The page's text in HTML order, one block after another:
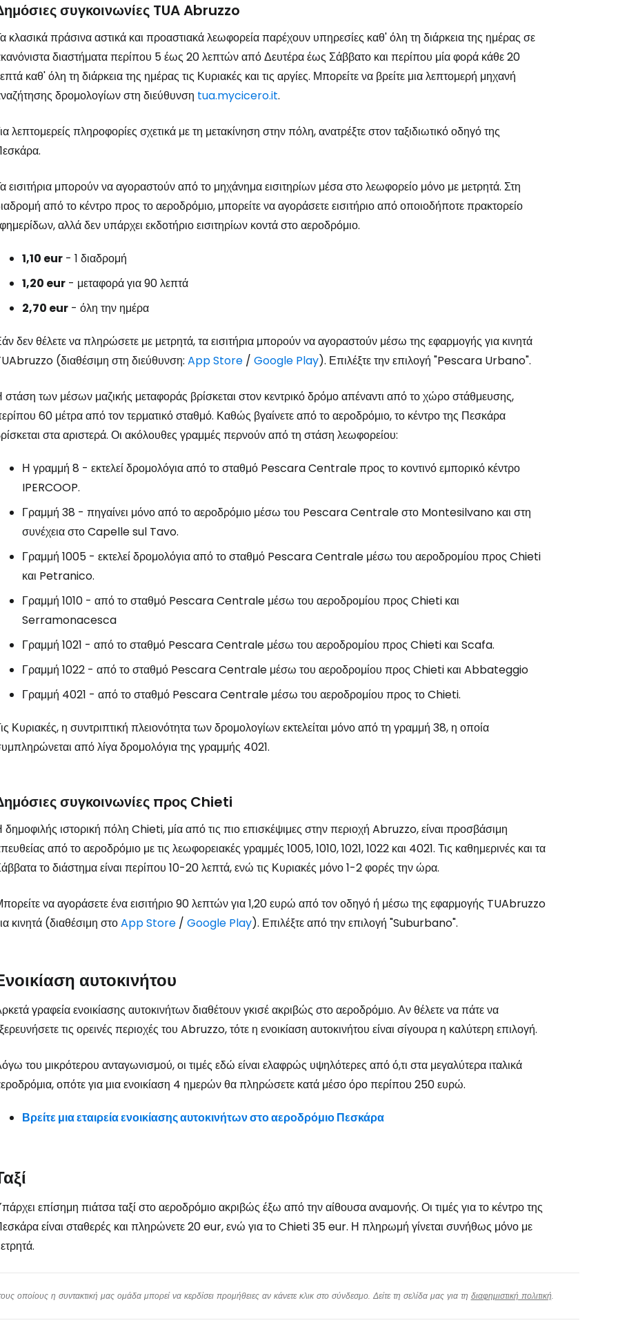
συγκοινωνίες TUA Abruzzo
κλασικά πράσινα αστικά και προαστιακά λεωφορεία παρέχουν υπηρεσίες καθ' όλη τη διάρκεια της ημέρας σε
διαστήματα περίπου 5 έως 20 λεπτών από Δευτέρα έως Σάββατο και περίπου μία φορά κάθε 20
καθ' όλη τη διάρκεια της ημέρας τις Κυριακές και τις αργίες. Μπορείτε να βρείτε μια λεπτομερή μηχανή
δρομολογίων στη διεύθυνση tua.mycicero.it.
λεπτομερείς πληροφορίες σχετικά με τη μετακίνηση στην πόλη, ανατρέξτε στον ταξιδιωτικό οδηγό της
εισιτήρια μπορούν να αγοραστούν από το μηχάνημα εισιτηρίων μέσα στο λεωφορείο μόνο με μετρητά. Στη
από το κέντρο προς το αεροδρόμιο, μπορείτε να αγοράσετε εισιτήριο από οποιοδήποτε πρακτορείο
αλλά δεν υπάρχει εκδοτήριο εισιτηρίων κοντά στο αεροδρόμιο.
1,10 eur - 1 διαδρομή
1,20 eur - μεταφορά για 90 λεπτά
2,70 eur - όλη την ημέρα
δεν θέλετε να πληρώσετε με μετρητά, τα εισιτήρια μπορούν να αγοραστούν μέσω της εφαρμογής για κινητά
(διαθέσιμη στη διεύθυνση: App Store / Google Play). Επιλέξτε την επιλογή "Pescara Urbano".
στάση των μέσων μαζικής μεταφοράς βρίσκεται στον κεντρικό δρόμο απέναντι από το χώρο στάθμευσης,
60 μέτρα από τον τερματικό σταθμό. Καθώς βγαίνετε από το αεροδρόμιο, το κέντρο της Πεσκάρα
στα αριστερά. Οι ακόλουθες γραμμές περνούν από τη στάση λεωφορείου:
Η γραμμή 8 - εκτελεί δρομολόγια από το σταθμό Pescara Centrale προς το κοντινό εμπορικό κέντρο
IPERCOOP.
Γραμμή 38 - πηγαίνει μόνο από το αεροδρόμιο μέσω του Pescara Centrale στο Montesilvano και στη
συνέχεια στο Capelle sul Tavo.
Γραμμή 1005 - εκτελεί δρομολόγια από το σταθμό Pescara Centrale μέσω του αεροδρομίου προς Chieti
και Petranico.
Γραμμή 1010 - από το σταθμό Pescara Centrale μέσω του αεροδρομίου προς Chieti και
Serramonacesca
Γραμμή 1021 - από το σταθμό Pescara Centrale μέσω του αεροδρομίου προς Chieti και Scafa.
Γραμμή 1022 - από το σταθμό Pescara Centrale μέσω του αεροδρομίου προς Chieti και Abbateggio
Γραμμή 4021 - από το σταθμό Pescara Centrale μέσω του αεροδρομίου προς το Chieti.
Κυριακές, η συντριπτική πλειονότητα των δρομολογίων εκτελείται μόνο από τη γραμμή 38, η οποία
από λίγα δρομολόγια της γραμμής 4021.
συγκοινωνίες προς Chieti
δημοφιλής ιστορική πόλη Chieti, μία από τις πιο επισκέψιμες στην περιοχή Abruzzo, είναι προσβάσιμη
από το αεροδρόμιο με τις λεωφορειακές γραμμές 1005, 1010, 1021, 1022 και 4021. Τις καθημερινές και τα
το διάστημα είναι περίπου 10-20 λεπτά, ενώ τις Κυριακές μόνο 1-2 φορές την ώρα.
να αγοράσετε ένα εισιτήριο 90 λεπτών για 1,20 ευρώ από τον οδηγό ή μέσω της εφαρμογής TUAbruzzo
κινητά (διαθέσιμη στοApp Store / Google Play). Επιλέξτε από την επιλογή "Suburbano".
αυτοκινήτου
γραφεία ενοικίασης αυτοκινήτων διαθέτουν γκισέ ακριβώς στο αεροδρόμιο. Αν θέλετε να πάτε να
τις ορεινές περιοχές του Abruzzo, τότε η ενοικίαση αυτοκινήτου είναι σίγουρα η καλύτερη επιλογή.
του μικρότερου ανταγωνισμού, οι τιμές εδώ είναι ελαφρώς υψηλότερες από ό,τι στα μεγαλύτερα ιταλικά
οπότε για μια ενοικίαση 4 ημερών θα πληρώσετε κατά μέσο όρο περίπου 250 ευρώ.
Βρείτε μια εταιρεία ενοικίασης αυτοκινήτων στο αεροδρόμιο Πεσκάρα
επίσημη πιάτσα ταξί στο αεροδρόμιο ακριβώς έξω από την αίθουσα αναμονής. Οι τιμές για το κέντρο της
είναι σταθερές και πληρώνετε 20 eur, ενώ για το Chieti 35 eur. Η πληρωμή γίνεται συνήθως μόνο με
οποίους η συντακτική μας ομάδα μπορεί να κερδίσει προμήθειες αν κάνετε κλικ στο σύνδεσμο. Δείτε τη σελίδα μας για τη διαφημιστική πολιτική.
Συνδεθείτε στο Cestee
... η παγκόσμια ταξιδιωτική κοινότητα
Συνεχίστε με την Google
Συνεχίστε με email